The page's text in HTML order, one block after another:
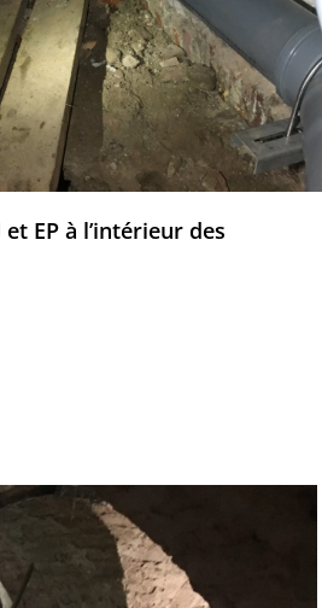
EP à l’intérieur des